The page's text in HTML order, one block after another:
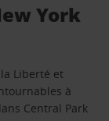
York
Liberté et
à
Central Park